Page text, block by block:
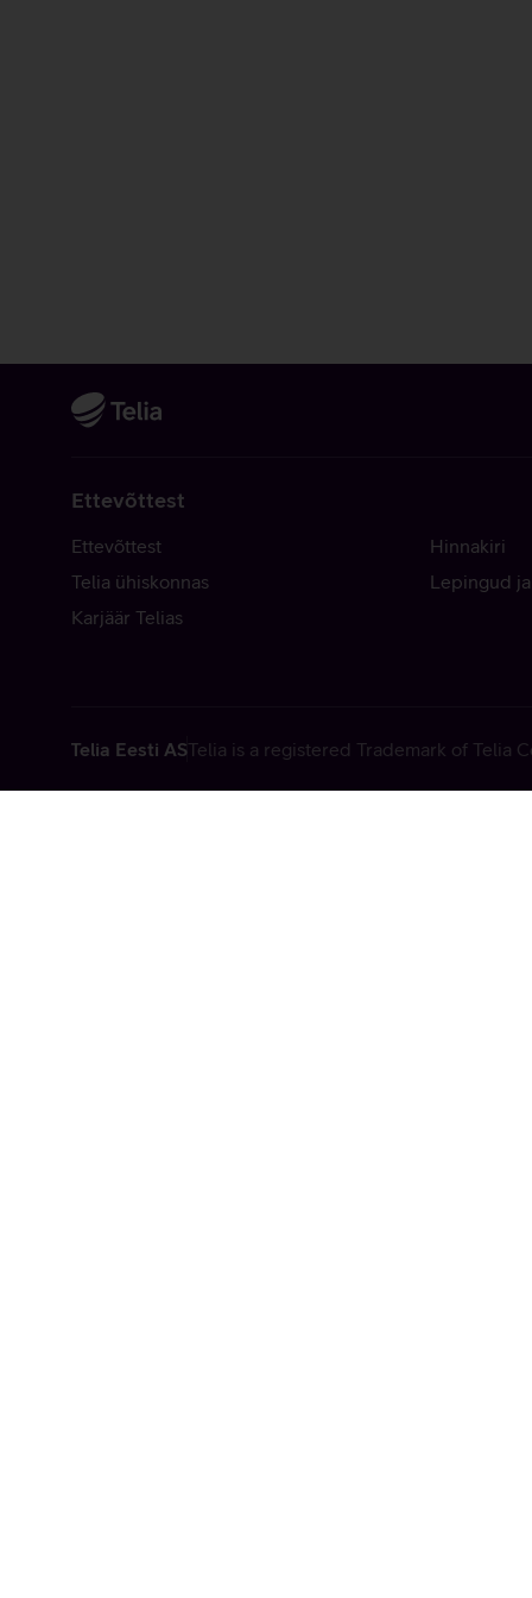
Ettevõttest
Ettevõttest
Telia ühiskonnas
Karjäär Telias
Hinnakiri
Lepingud
Telia Eesti ASTelia is a registered Trademark of Telia